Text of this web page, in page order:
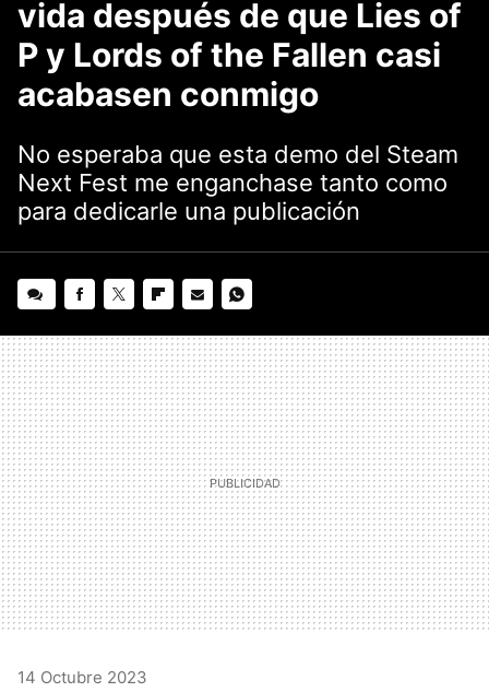
vida después de que Lies of
P y Lords of the Fallen casi
acabasen conmigo
No esperaba que esta demo del Steam
Next Fest me enganchase tanto como
para dedicarle una publicación
MAIL
14 Octubre 2023